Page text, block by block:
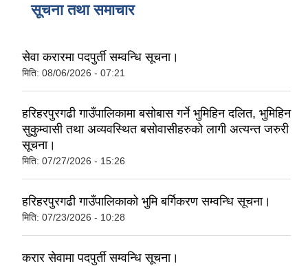
सूचना तथा समाचार
सेवा करारमा पदपुर्ती सम्वन्धि सूचना।
मिति: 08/06/2026 - 07:21
हरिहरपुरगढी गाउँपालिकामा बसोबास गर्ने भुमिहिन दलित, भुमिहिन
सुकुम्वासी तथा अव्यवस्थित बसोवासीहरुको लागी अत्यन्त जरुरी
सूचना।
मिति: 07/27/2026 - 15:26
हरिहरपुरगढी गाउँपालिकाको भुमि बर्गिकरण सम्वन्धि सूचना।
मिति: 07/23/2026 - 10:28
करार सेवामा पदपुर्ती सम्वन्धि सूचना।